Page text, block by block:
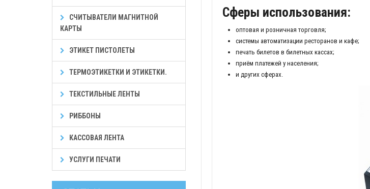
Сферы использования:
оптовая и розничная торговля;
системы автоматизации ресторанов и кафе;
печать билетов в билетных кассах;
приём платежей у населения;
и других сферах.
СЧИТЫВАТЕЛИ МАГНИТНОЙ
КАРТЫ
ЭТИКЕТ ПИСТОЛЕТЫ
ТЕРМОЭТИКЕТКИ И ЭТИКЕТКИ.
ТЕКСТИЛЬНЫЕ ЛЕНТЫ
РИББОНЫ
КАССОВАЯ ЛЕНТА
УСЛУГИ ПЕЧАТИ